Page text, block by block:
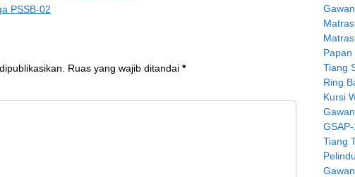
PSSB-02
Ruas yang wajib ditandai *
Papan
Tiang
Ring
Kursi
GSAP-
Tiang